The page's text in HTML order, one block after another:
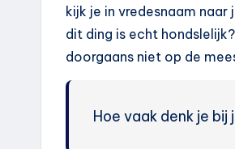
kijk je in vredesnaam
dit ding is echt
doorgaans niet op de
Hoe vaak denk je